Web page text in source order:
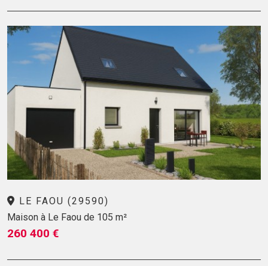
LE FAOU (29590)
Maison à Le Faou de 105 m²
260 400 €